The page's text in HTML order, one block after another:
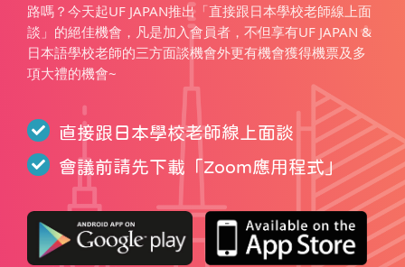
路嗎？今天起UF JAPAN推出「直接跟日本學校老師線上面
談」的絕佳機會，凡是加入會員者，不但享有UF JAPAN &
日本語學校老師的三方面談機會外更有機會獲得機票及多
項大禮的機會~
直接跟日本學校老師線上面談
會議前請先下載「Zoom應用程式」